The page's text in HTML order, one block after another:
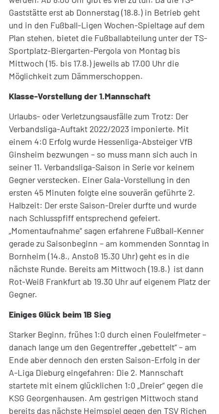
Gaststätte erst ab Donnerstag (18.8.) in Betrieb geht
und in den Fußball-Ligen Wochen-Spieltage auf dem
Plan stehen, bietet die Fußballabteilung unter der TS-
Sportplatz-Biergarten-Pergola von Montag bis
Mittwoch (15. bis 17.8.) jeweils ab 17.00 Uhr die
Möglichkeit zum Dämmerschoppen.
Klasse-Vorstellung der 1.Mannschaft
Urlaubs- oder Verletzungsausfälle zum Trotz: Der
Verbandsliga-Auftakt 2022/2023 imponierte. Mit
einem 4:0 Erfolg wurde Hessenliga-Absteiger VfB
Ginsheim bezwungen – so muss mann sich auch in
seiner 11. Verbandsliga-Saison in Serie vor keinem
Gegner verstecken. Einer Gala-Vorstellung in den
ersten 45 Minuten folgte eine souverän geführte 2.
Halbzeit: Der erste Saison-Dreier durfte und wurde
nach Schlusspfiff entsprechend gefeiert.
„Momentaufnahme“ sagen erfahrene Fußball-Kenner
gerade zu Saisonbeginn – am kommenden Sonntag in
Bornheim (14.8., Anstoß 15.30 Uhr) geht es in die
nächste Runde. Bereits am Mittwoch (19.8.) ist dann
Rot-Weiß Frankfurt ab 19.30 Uhr auf eigenem Platz der
Gegner.
Einiges Glück beim 1B Sieg
Starker Beginn, frühes 1:0 durch einen Foulelfmeter –
danach lange um den Gegentreffer „gebettelt“ – am
Ende aber dennoch den ersten Saison-Erfolg in der
A-Liga Dieburg eingefahren: Die 2. Mannschaft
startete mit einem glücklichen 1:0 „Dreier“ gegen die
KSG Georgenhausen. Am gestrigen Mittwoch stand
bereits das nächste Heimspiel gegen den TSV Richen